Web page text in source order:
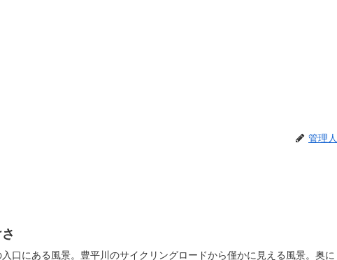
管理人
口にある風景。豊平川のサイクリングロードから僅かに見える風景。奥に